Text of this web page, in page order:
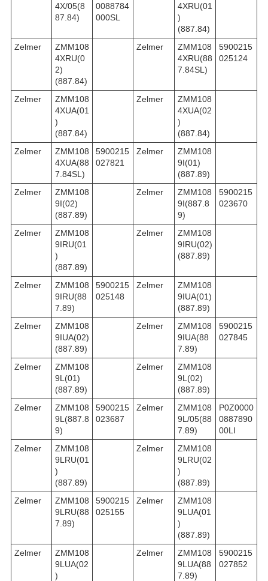
4X/05(8
87.84)
0088784
000SL
4XRU(01
)
(887.84)
Zelmer
ZMM108
4XRU(0
2)
(887.84)
Zelmer
ZMM108
4XRU(88
7.84SL)
5900215
025124
Zelmer
ZMM108
4XUA(01
)
(887.84)
Zelmer
ZMM108
4XUA(02
)
(887.84)
Zelmer
ZMM108
4XUA(88
7.84SL)
5900215
027821
Zelmer
ZMM108
9I(01)
(887.89)
Zelmer
ZMM108
9I(02)
(887.89)
Zelmer
ZMM108
9I(887.8
9)
5900215
023670
Zelmer
ZMM108
9IRU(01
)
(887.89)
Zelmer
ZMM108
9IRU(02)
(887.89)
Zelmer
ZMM108
9IRU(88
7.89)
5900215
025148
Zelmer
ZMM108
9IUA(01)
(887.89)
Zelmer
ZMM108
9IUA(02)
(887.89)
Zelmer
ZMM108
9IUA(88
7.89)
5900215
027845
Zelmer
ZMM108
9L(01)
(887.89)
Zelmer
ZMM108
9L(02)
(887.89)
Zelmer
ZMM108
9L(887.8
9)
5900215
023687
Zelmer
ZMM108
9L/05(88
7.89)
P0Z0000
0887890
00LI
Zelmer
ZMM108
9LRU(01
)
(887.89)
Zelmer
ZMM108
9LRU(02
)
(887.89)
Zelmer
ZMM108
9LRU(88
7.89)
5900215
025155
Zelmer
ZMM108
9LUA(01
)
(887.89)
Zelmer
ZMM108
9LUA(02
)
Zelmer
ZMM108
9LUA(88
7.89)
5900215
027852